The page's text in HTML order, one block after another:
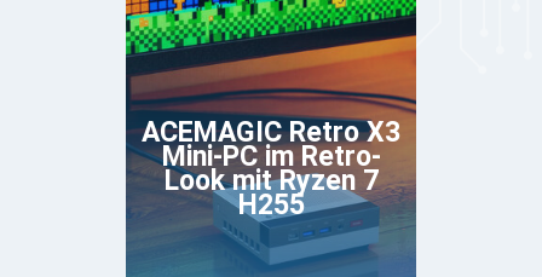
ACEMAGIC Retro X3
Mini-PC im Retro-
Look mit Ryzen 7
H255